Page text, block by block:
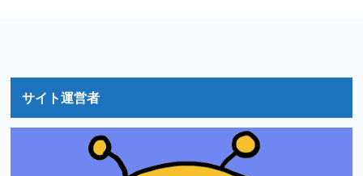
サイト運営者